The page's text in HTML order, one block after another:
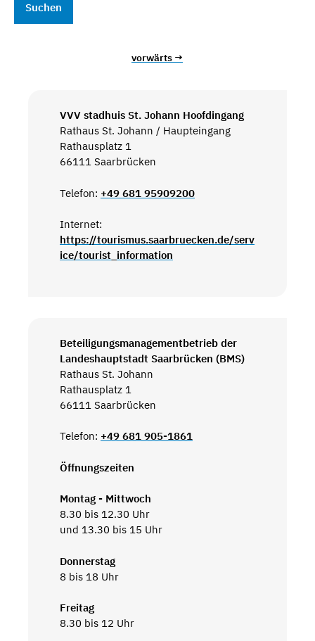
vorwärts →
VVV stadhuis St. Johann Hoofdingang
Rathaus St. Johann / Haupteingang
Rathausplatz 1
66111 Saarbrücken
Telefon: +49 681 95909200
Internet:
https://tourismus.saarbruecken.de/serv
ice/tourist_information
Beteiligungsmanagementbetrieb der
Landeshauptstadt Saarbrücken (BMS)
Rathaus St. Johann
Rathausplatz 1
66111 Saarbrücken
Telefon: +49 681 905-1861
Öffnungszeiten
Montag - Mittwoch
8.30 bis 12.30 Uhr
und 13.30 bis 15 Uhr
Donnerstag
8 bis 18 Uhr
Freitag
8.30 bis 12 Uhr